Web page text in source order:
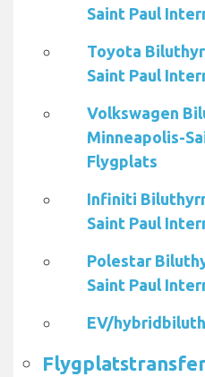
Saint Paul
Toyota
Saint Paul
Volkswagen
Minneapolis-
Flygplats
Infiniti
Saint Paul
Polestar
Saint Paul
EV/